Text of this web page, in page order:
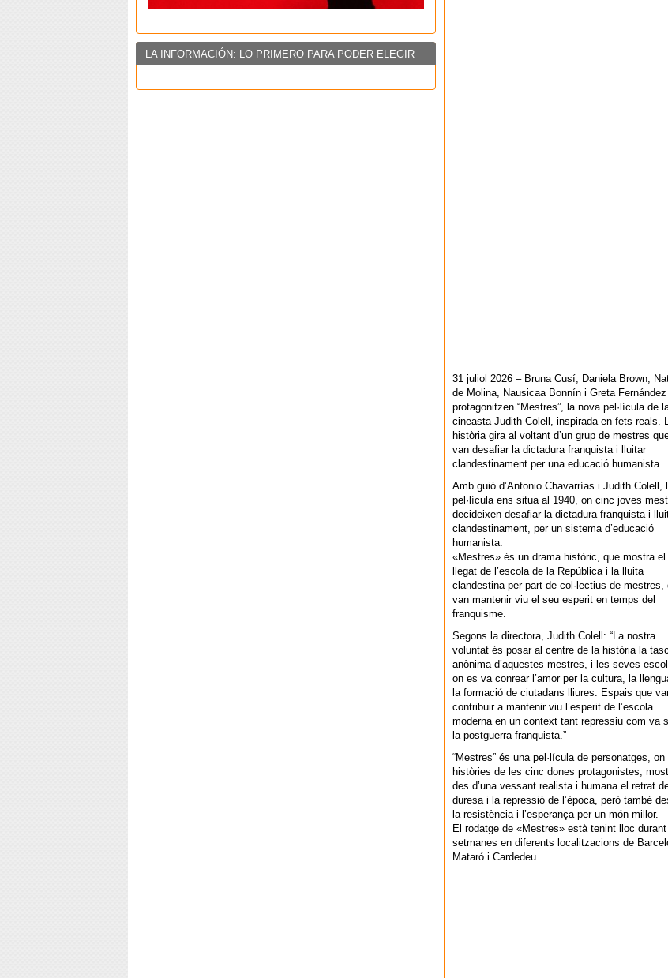
LA INFORMACIÓN: LO PRIMERO PARA PODER ELEGIR
31 juliol 2026 – Bruna Cusí, Daniela Brown,
de Molina, Nausicaa Bonnín i Greta Fernández
protagonitzen “Mestres”, la nova pel·lícula de
cineasta Judith Colell, inspirada en fets reals.
història gira al voltant d’un grup de mestres
van desafiar la dictadura franquista i lluitar
clandestinament per una educació humanista.
Amb guió d’Antonio Chavarrías i Judith Colell,
pel·lícula ens situa al 1940, on cinc joves
decideixen desafiar la dictadura franquista i
clandestinament, per un sistema d’educació
humanista.
«Mestres» és un drama històric, que mostra el
llegat de l’escola de la República i la lluita
clandestina per part de col·lectius de mestres,
van mantenir viu el seu esperit en temps del
franquisme.
Segons la directora, Judith Colell: “La nostra
voluntat és posar al centre de la història la
anònima d’aquestes mestres, i les seves
on es va conrear l’amor per la cultura, la
la formació de ciutadans lliures. Espais que
contribuir a mantenir viu l’esperit de l’escola
moderna en un context tant repressiu com va
la postguerra franquista.”
“Mestres” és una pel·lícula de personatges, on
històries de les cinc dones protagonistes,
des d’una vessant realista i humana el retrat
duresa i la repressió de l’època, però també
la resistència i l’esperança per un món millor.
El rodatge de «Mestres» està tenint lloc
setmanes en diferents localitzacions de
Mataró i Cardedeu.